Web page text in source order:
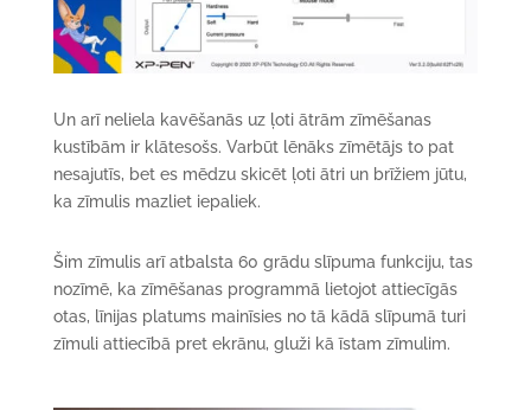
Un arī neliela kavēšanās uz ļoti ātrām zīmēšanas
kustībām ir klātesošs. Varbūt lēnāks zīmētājs to pat
nesajutīs, bet es mēdzu skicēt ļoti ātri un brīžiem jūtu,
ka zīmulis mazliet iepaliek.
Šim zīmulis arī atbalsta 60 grādu slīpuma funkciju, tas
nozīmē, ka zīmēšanas programmā lietojot attiecīgās
otas, līnijas platums mainīsies no tā kādā slīpumā turi
zīmuli attiecībā pret ekrānu, gluži kā īstam zīmulim.